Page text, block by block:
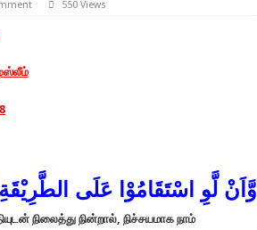
550 Views
وَّاَنْ لَّوِ اسْتَقَامُوْا عَلَى
நிலைத்து நின்றால், நிச்சயமாக நாம்